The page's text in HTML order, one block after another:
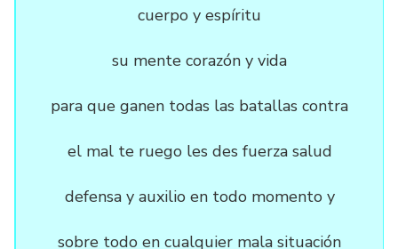
cuerpo y espíritu
su mente corazón y vida
para que ganen todas las batallas contra
el mal te ruego les des fuerza salud
defensa y auxilio en todo momento y
sobre todo en cualquier mala situación